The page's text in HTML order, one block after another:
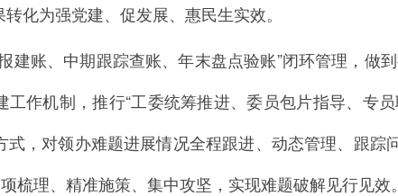
化为强党建、促发展、惠民生实效。
建账、中期跟踪查账、年末盘点验账”闭环管理，做
作机制，推行“工委统筹推进、委员包片指导、专员
式，对领办难题进展情况全程跟进、动态管理、跟踪
梳理、精准施策、集中攻坚，实现难题破解见行见效。